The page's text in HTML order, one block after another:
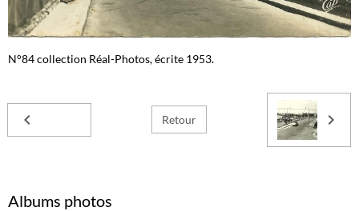
N°84 collection Réal-Photos, écrite 1953.
Retour
Albums photos